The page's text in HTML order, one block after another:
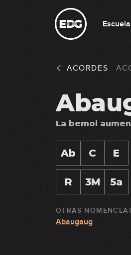
Escuela
ACORDES
La bemol
Ab C E
R 3M 5a
OTRAS
Abaugaug